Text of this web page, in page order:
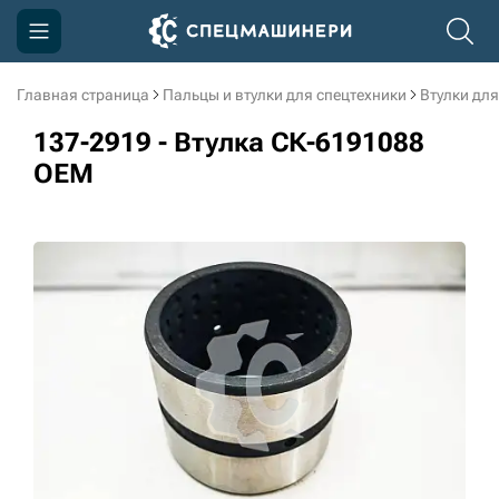
Главная страница Пальцы и втулки для спецтехники Втулки
137-2919 - Втулка СК-6191088
OEM
Компания
Акции
Информация
Контакты
3D тур по производству
3D тур по складам